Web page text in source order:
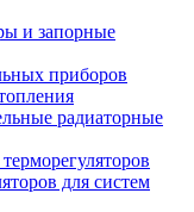
и запорные
приборов
радиаторные
для систем